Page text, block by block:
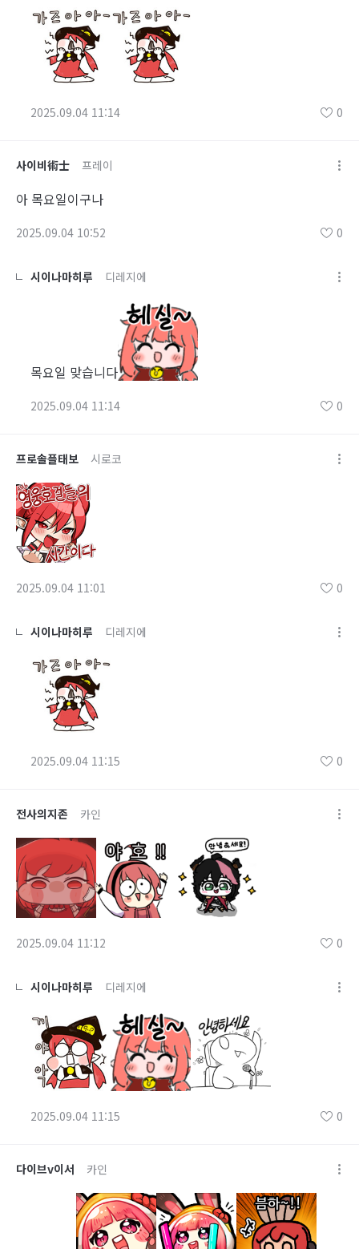
2025.09.04 11:14 0
사이비術士 프레이
아 목요일이구나
2025.09.04 10:52 0
시이나마히루 디레지에
목요일 맞습니다
2025.09.04 11:14 0
프로솔플태보 시로코
2025.09.04 11:01 0
시이나마히루 디레지에
2025.09.04 11:15 0
전사의지존 카인
2025.09.04 11:12 0
시이나마히루 디레지에
2025.09.04 11:15 0
다이브v이서 카인